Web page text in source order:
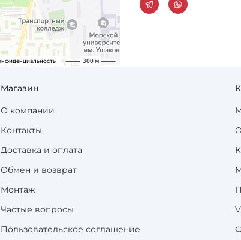
Магазин
О компании
Контакты
Доставка и оплата
Обмен и возврат
Монтаж
Частые вопросы
Пользовательское соглашение